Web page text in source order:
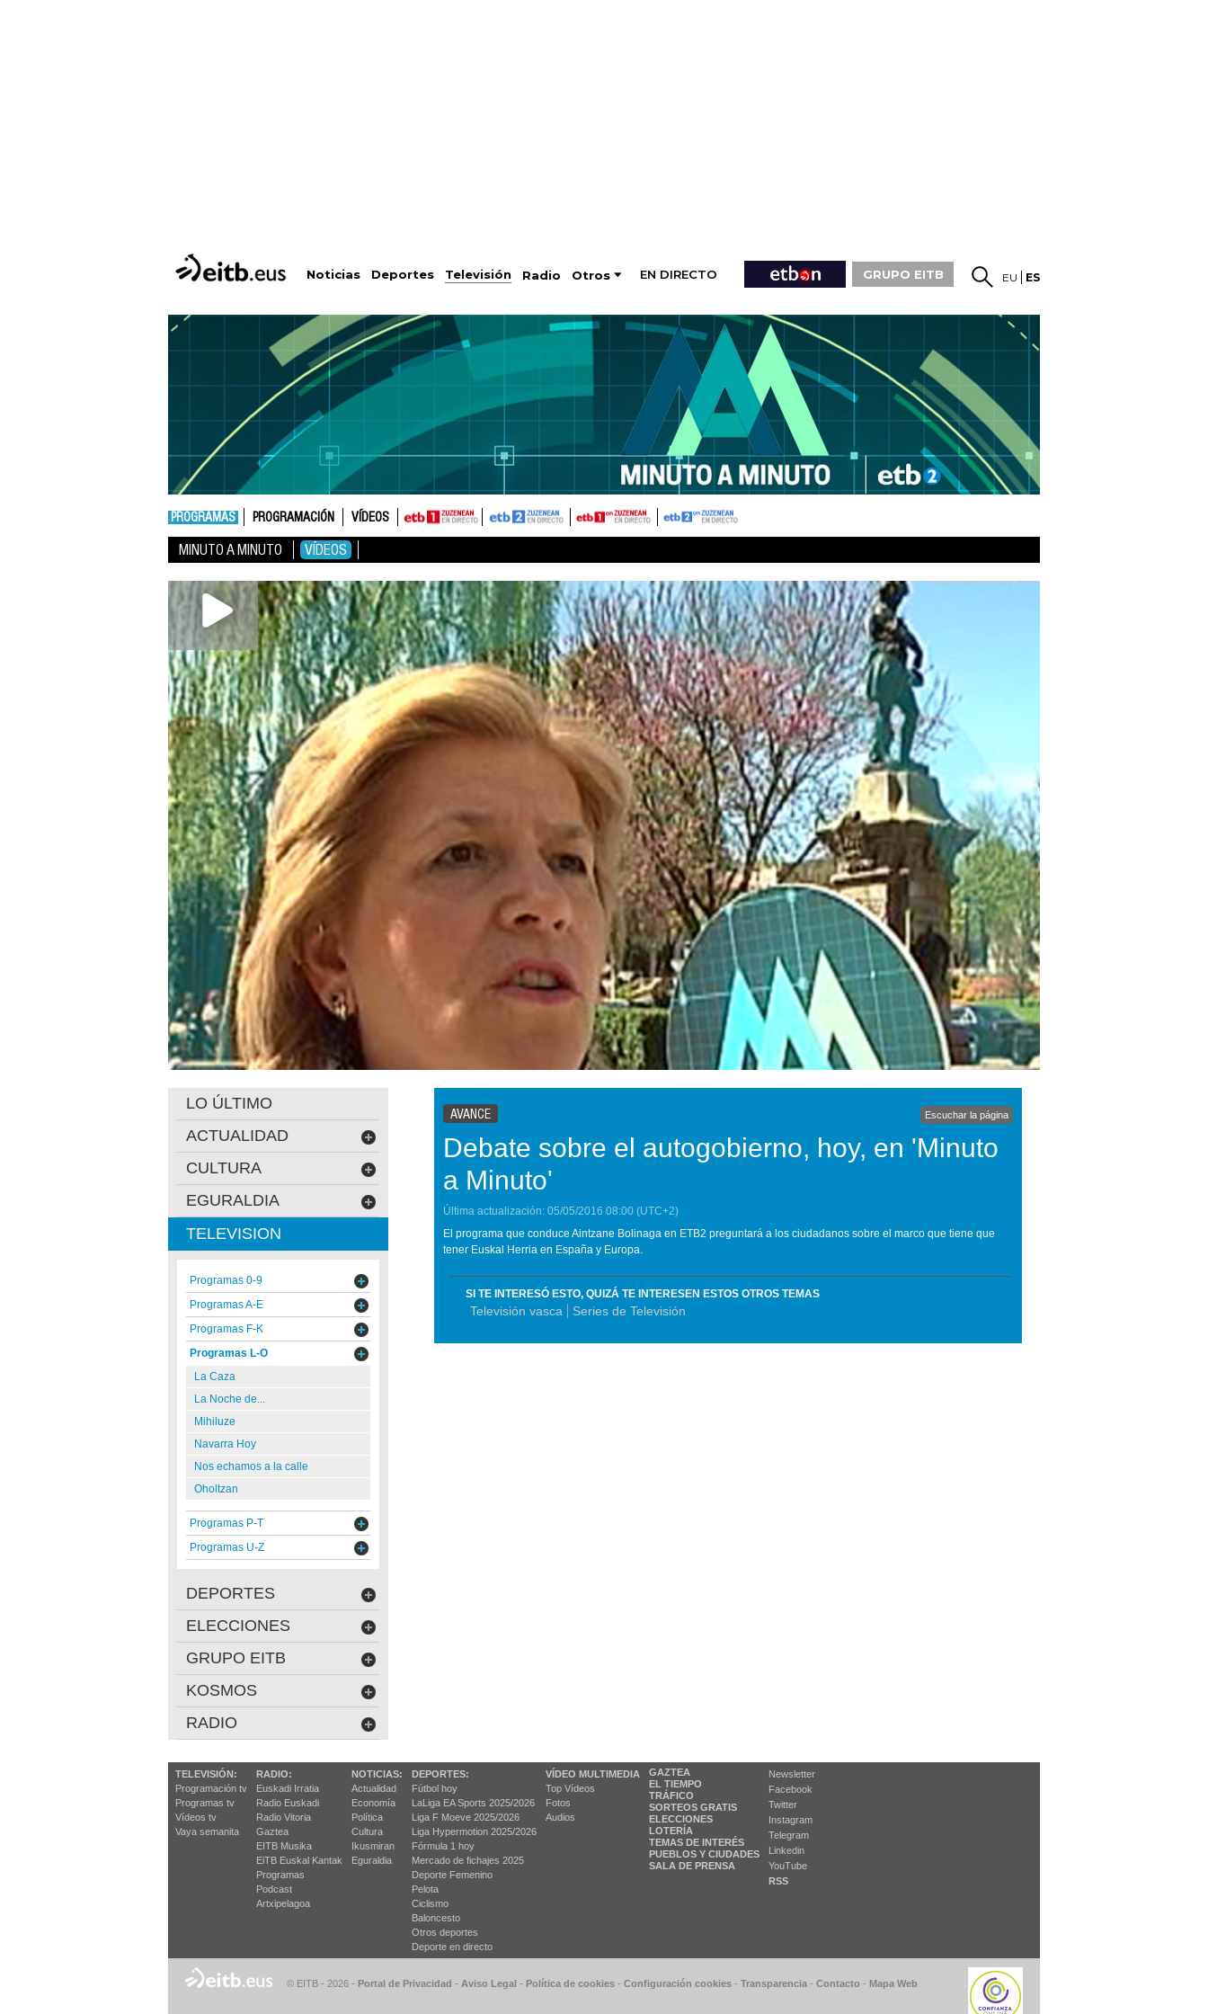
Noticias Deportes Televisión Radio Otros EN DIRECTO GRUPO EITB EU ES
PROGRAMAS PROGRAMACIÓN VÍDEOS
MINUTO A MINUTO VÍDEOS
AVANCE Escuchar la página
Debate sobre el autogobierno, hoy, en 'Minuto
a Minuto'
Última actualización: 05/05/2016 08:00 (UTC+2)
El programa que conduce Aintzane Bolinaga en ETB2 preguntará a los ciudadanos sobre el marco que tiene que
tener Euskal Herria en España y Europa.
SI TE INTERESÓ ESTO, QUIZÁ TE INTERESEN ESTOS OTROS TEMAS
Televisión vasca Series de Televisión
LO ÚLTIMO
ACTUALIDAD
CULTURA
EGURALDIA
TELEVISION
Programas 0-9
Programas A-E
Programas F-K
Programas L-O
La Caza
La Noche de...
Mihiluze
Navarra Hoy
Nos echamos a la calle
Oholtzan
Programas P-T
Programas U-Z
DEPORTES
ELECCIONES
GRUPO EITB
KOSMOS
RADIO
TELEVISIÓN:
Programación tv
Programas tv
Vídeos tv
Vaya semanita
RADIO:
Euskadi Irratia
Radio Euskadi
Radio Vitoria
Gaztea
EITB Musika
EiTB Euskal Kantak
Programas
Podcast
Artxipelagoa
NOTICIAS:
Actualidad
Economía
Política
Cultura
Ikusmiran
Eguraldia
DEPORTES:
Fútbol hoy
LaLiga EA Sports 2025/2026
Liga F Moeve 2025/2026
Liga Hypermotion 2025/2026
Fórmula 1 hoy
Mercado de fichajes 2025
Deporte Femenino
Pelota
Ciclismo
Baloncesto
Otros deportes
Deporte en directo
VÍDEO MULTIMEDIA
Top Vídeos
Fotos
Audios
GAZTEA
EL TIEMPO
TRÁFICO
SORTEOS GRATIS
ELECCIONES
LOTERÍA
TEMAS DE INTERÉS
PUEBLOS Y CIUDADES
SALA DE PRENSA
Newsletter
Facebook
Twitter
Instagram
Telegram
Linkedin
YouTube
RSS
© EITB - 2026 - Portal de Privacidad - Aviso Legal - Política de cookies - Configuración cookies - Transparencia - Contacto - Mapa Web